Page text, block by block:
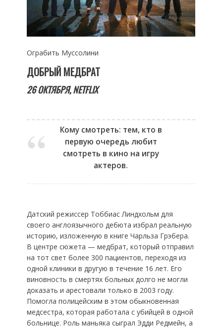
Ограбить Муссолини
ДОБРЫЙ МЕДБРАТ
26 ОКТЯБРЯ,NETFLIX
Кому смотреть: тем, кто в
первую очередь любит
смотреть в кино на игру
актеров.
Датский режиссер Тоббиас Линдхольм для
своего англоязычного дебюта избрал реальную
историю, изложенную в книге Чарльза Грэбера.
В центре сюжета — медбрат, который отправил
на тот свет более 300 пациентов, переходя из
одной клиники в другую в течение 16 лет. Его
виновность в смертях больных долго не могли
доказать и арестовали только в 2003 году.
Помогла полицейским в этом обыкновенная
медсестра, которая работала с убийцей в одной
больнице. Роль маньяка сыграл Эдди Редмейн, а